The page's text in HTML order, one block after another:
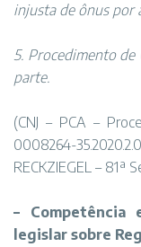
injusta de ônus por
5. Procedimento
parte.
(CNJ – PCA –
0008264-
RECKZIEGEL – 81ª
– Competência
legislar sobre